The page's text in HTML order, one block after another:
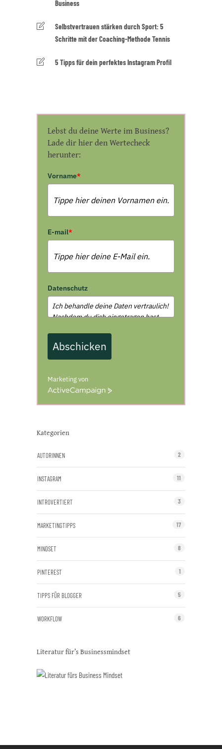
Business
Selbstvertrauen stärken durch Sport: 5
Schritte mit der Coaching-Methode Tennis
5 Tipps für dein perfektes Instagram Profil
Lebst du deine Werte im Business?
Lade dir hier den Wertecheck
herunter:
Vorname*
E-mail*
Datenschutz
Abschicken
Marketing von
A
v
C
p
a
i
Kategorien
AUTORINNEN 2
INSTAGRAM 11
INTROVERTIERT 3
MARKETINGTIPPS 17
MINDSET 8
PINTEREST 1
TIPPS FÜR BLOGGER 5
WORKFLOW 6
Literatur für’s Businessmindset